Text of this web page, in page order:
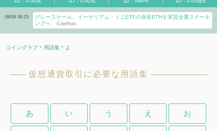
08/08 06:25
グレースケール、イーサリアム・ミニETFの保有ETHを実質全量ステーキ
ングへ
-CoinPost-
コイングラブ 用語集 よ
仮想通貨取引に必要な用語集
あ い う え お